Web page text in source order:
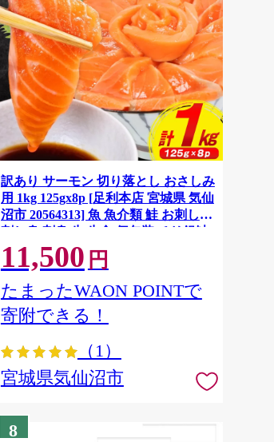
訳あり サーモン 切り落とし おさしみ
用 1kg 125gx8p [足利本店 宮城県 気仙
沼市 20564313] 魚 魚介類 鮭 お刺し身
刺し身 刺身 生 生食 個包装 チリ銀鮭
銀鮭 海鮮 海鮮丼 魚介
11,500 円
たまったWAON POINTで
寄附できる！
（1）
宮城県気仙沼市
8